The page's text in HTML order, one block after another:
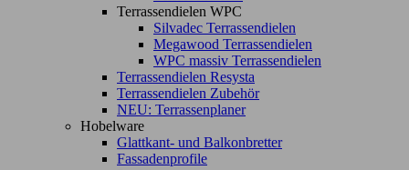
Terrassendielen WPC
Silvadec Terrassendielen
Megawood Terrassendielen
WPC massiv Terrassendielen
Terrassendielen Resysta
Terrassendielen Zubehör
NEU: Terrassenplaner
Hobelware
Glattkant- und Balkonbretter
Fassadenprofile